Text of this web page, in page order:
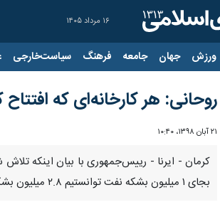
۱۶ مرداد ۱۴۰۵
ورزش جهان جامعه فرهنگ سیاست‌خارجی
روحانی: هر کارخانه‌ای که
۲۱ آبان ۱۳۹۸، ۱۰:۴۰
کرمان - ایرنا - رییس‌جمهوری با بیان اینکه تلاش
بجای ۱ میلیون بشکه نفت توانستیم ۲.۸ میلیون بشکه ‌بفروشیم؟